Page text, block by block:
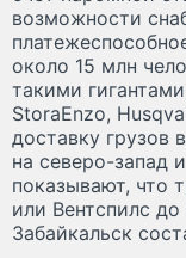
возможности
около 15 млн
такими
StoraEnzo,
доставку грузов
на северо-запад
показывают, что
или Вентспилс
Забайкальск